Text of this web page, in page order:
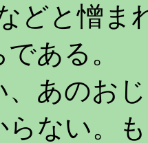
どと憎
ある。
あのお
らない。